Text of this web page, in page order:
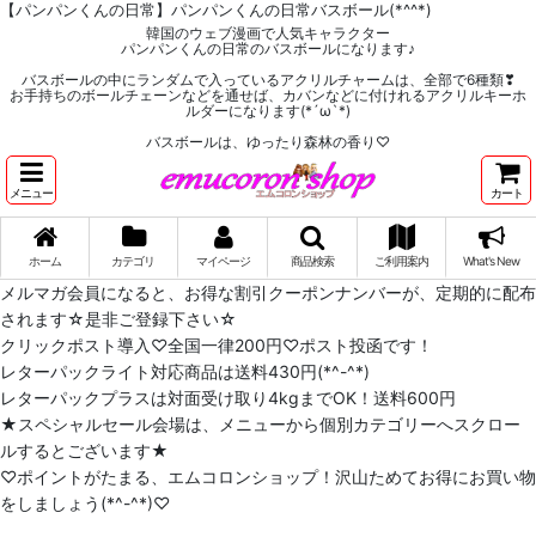
【パンパンくんの日常】パンパンくんの日常バスボール(*^^*)
韓国のウェブ漫画で人気キャラクター
パンパンくんの日常のバスボールになります♪
バスボールの中にランダムで入っているアクリルチャームは、全部で6種類❣
お手持ちのボールチェーンなどを通せば、カバンなどに付けれるアクリルキーホ
ルダーになります(*´ω`*)
バスボールは、ゆったり森林の香り♡
メニュー カート
ホーム カテゴリ マイページ 商品検索 ご利用案内 What's New
メルマガ会員になると、お得な割引クーポンナンバーが、定期的に配布
されます☆是非ご登録下さい☆
クリックポスト導入♡全国一律200円♡ポスト投函です！
レターパックライト対応商品は送料430円(*^-^*)
レターパックプラスは対面受け取り4kgまでOK！送料600円
★スペシャルセール会場は、メニューから個別カテゴリーへスクロー
ルするとございます★
♡ポイントがたまる、エムコロンショップ！沢山ためてお得にお買い物
をしましょう(*^-^*)♡